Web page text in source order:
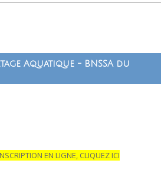
Aquatique - BNSSA du
EN LIGNE, CLIQUEZ ICI